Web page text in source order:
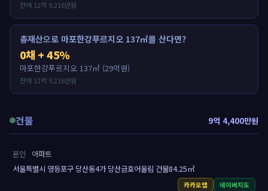
잔여 12억 9,216만원
총재산으로 마포한강푸르지오 137㎡를 산다면?
0채 + 45%
마포한강푸르지오 137㎡ (29억원)
잔여 12억 9,216만원
건물 9억 4,400만원
본인
아파트
서울특별시 영등포구 당산동4가 당산금호어울림 건물84.25㎡
카카오맵 네이버지도